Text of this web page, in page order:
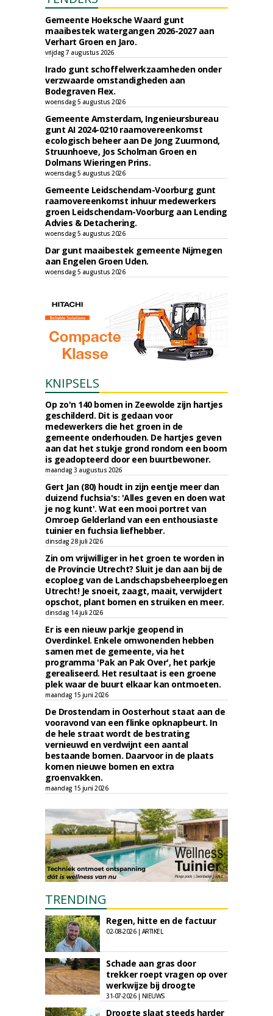
Gemeente Hoeksche Waard gunt
maaibestek watergangen 2026-2027 aan
Verhart Groen en Jaro.
vrijdag 7 augustus 2026
Irado gunt schoffelwerkzaamheden onder
verzwaarde omstandigheden aan
Bodegraven Flex.
woensdag 5 augustus 2026
Gemeente Amsterdam, Ingenieursbureau
gunt AI 2024-0210 raamovereenkomst
ecologisch beheer aan De Jong Zuurmond,
Struunhoeve, Jos Scholman Groen en
Dolmans Wieringen Prins.
woensdag 5 augustus 2026
Gemeente Leidschendam-Voorburg gunt
raamovereenkomst inhuur medewerkers
groen Leidschendam-Voorburg aan Lending
Advies & Detachering.
woensdag 5 augustus 2026
Dar gunt maaibestek gemeente Nijmegen
aan Engelen Groen Uden.
woensdag 5 augustus 2026
KNIPSELS
Op zo'n 140 bomen in Zeewolde zijn hartjes
geschilderd. Dit is gedaan voor
medewerkers die het groen in de
gemeente onderhouden. De hartjes geven
aan dat het stukje grond rondom een boom
is geadopteerd door een buurtbewoner.
maandag 3 augustus 2026
Gert Jan (80) houdt in zijn eentje meer dan
duizend fuchsia's: 'Alles geven en doen wat
je nog kunt'. Wat een mooi portret van
Omroep Gelderland van een enthousiaste
tuinier en fuchsia liefhebber.
dinsdag 28 juli 2026
Zin om vrijwilliger in het groen te worden in
de Provincie Utrecht? Sluit je dan aan bij de
ecoploeg van de Landschapsbeheerploegen
Utrecht! Je snoeit, zaagt, maait, verwijdert
opschot, plant bomen en struiken en meer.
dinsdag 14 juli 2026
Er is een nieuw parkje geopend in
Overdinkel. Enkele omwonenden hebben
samen met de gemeente, via het
programma 'Pak an Pak Over', het parkje
gerealiseerd. Het resultaat is een groene
plek waar de buurt elkaar kan ontmoeten.
maandag 15 juni 2026
De Drostendam in Oosterhout staat aan de
vooravond van een flinke opknapbeurt. In
de hele straat wordt de bestrating
vernieuwd en verdwijnt een aantal
bestaande bomen. Daarvoor in de plaats
komen nieuwe bomen en extra
groenvakken.
maandag 15 juni 2026
TRENDING
Regen, hitte en de factuur
02-08-2026 | ARTIKEL
Schade aan gras door
trekker roept vragen op over
werkwijze bij droogte
31-07-2026 | NIEUWS
Droogte slaat steeds harder